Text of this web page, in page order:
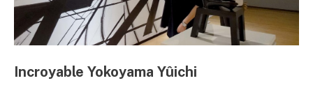
Incroyable Yokoyama Yûichi